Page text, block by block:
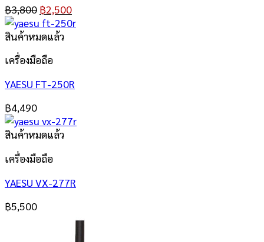
฿3,800 ฿2,500
สินค้าหมดแล้ว
เครื่องมือถือ
YAESU FT-250R
฿4,490
สินค้าหมดแล้ว
เครื่องมือถือ
YAESU VX-277R
฿5,500